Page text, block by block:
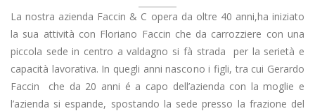
La nostra azienda Faccin & C opera da oltre 40 anni,ha iniziato
la sua attività con Floriano Faccin che da carrozziere con una
piccola sede in centro a valdagno si fà strada
per la serietà e
capacità lavorativa. In quegli anni nascono i figli, tra cui Gerardo
Faccin
che da 20 anni é a capo dell’azienda con la moglie e
l’azienda si espande, spostando la sede presso la frazione del